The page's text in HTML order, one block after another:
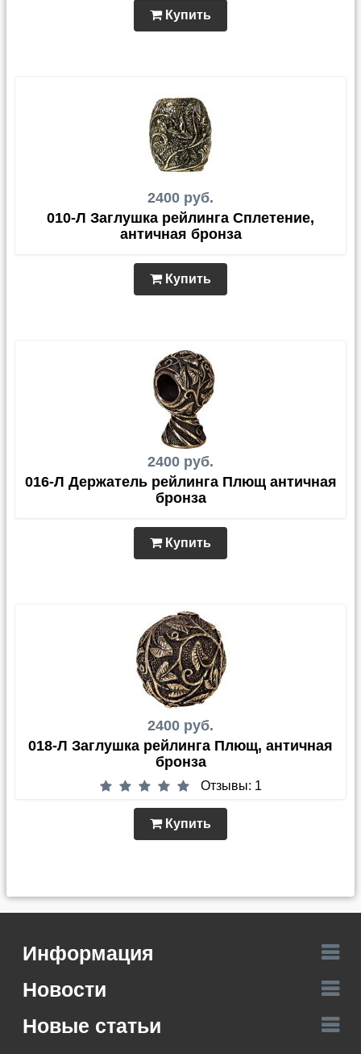
Купить
2400 руб.
010-Л Заглушка рейлинга Сплетение,
античная бронза
Купить
2400 руб.
016-Л Держатель рейлинга Плющ античная
бронза
Купить
2400 руб.
018-Л Заглушка рейлинга Плющ, античная
бронза
Отзывы: 1
Купить
Информация
Новости
Новые статьи